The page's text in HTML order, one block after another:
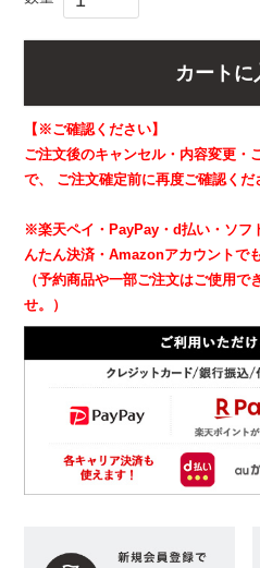
カートに
【※ご確認ください】
ご注文後のキャンセル・内容変更・
で、
ご注文確定前に再度ご確認くだ
※楽天ペイ・PayPay・d払い・ソフ
んたん決済・Amazonアカウントで
（予約商品や一部ご注文はご使用
せ。）